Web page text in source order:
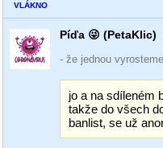
VLÁKNO
Píďa 😜 (PetaKlic)
- že jednou
jo a na sdíleném
takže do všech
banlist, se už